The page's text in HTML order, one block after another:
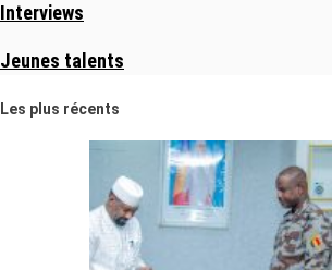
Interviews
Jeunes talents
Les plus récents